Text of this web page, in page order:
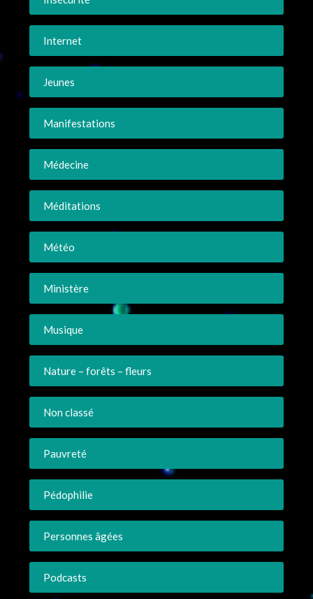
Internet
Jeunes
Manifestations
Médecine
Méditations
Météo
Ministère
Musique
Nature – forêts – fleurs
Non classé
Pauvreté
Pédophilie
Personnes âgées
Podcasts